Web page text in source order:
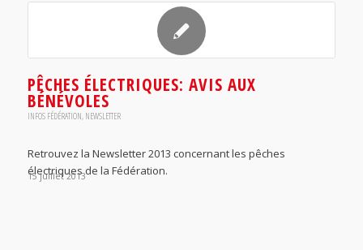
PÊCHES ÉLECTRIQUES: AVIS AUX
BÉNÉVOLES
INFOS FÉDÉRATION, NEWSLETTER
Retrouvez la Newsletter 2013 concernant les pêches
électriques de la Fédération.
15 juillet 2013